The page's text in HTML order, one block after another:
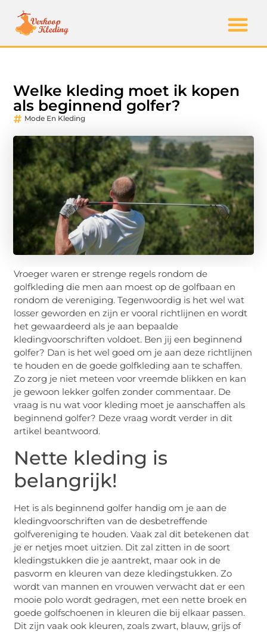
Welke kleding moet ik kopen
als beginnend golfer?
Mode En Kleding
Vroeger waren er strenge regels rondom de
golfkleding die men aan moest op de golfbaan en
rondom de vereniging. Tegenwoordig is het wel wat
losser geworden en zijn er vooral richtlijnen en wordt
het gewaardeerd als je aan bepaalde
kledingvoorschriften voldoet. Ben jij een beginnend
golfer? Dan is het wel goed om je aan deze richtlijnen
te houden en de goede golfkleding aan te schaffen.
Zo zorg je niet meteen voor vreemde blikken en kan
je gewoon lekker golfen zonder commentaar. De
vraag is nu wat voor kleding moet je aanschaffen als
beginnend golfer? Deze vraag wordt verder in dit
artikel beantwoord.
Nette kleding is
belangrijk!
Het is als beginnend golfer handig om je aan de
kledingvoorschriften van de desbetreffende
golfvereniging te houden. Vaak zal dit betekenen dat
je er netjes moet uitzien. Dit zal zitten in de soort
kledingstukken die je aantrekt, maar ook in de
pasvorm en kleuren van deze kledingstukken. Zo
wordt van mannen en vrouwen verwacht dat er een
mooie polo wordt gedragen, met een nette broek en
goede golfschoenen in kleuren die bij elkaar passen.
Dit zijn vaak ook kleuren, zoals zwart, blauw, grijs of